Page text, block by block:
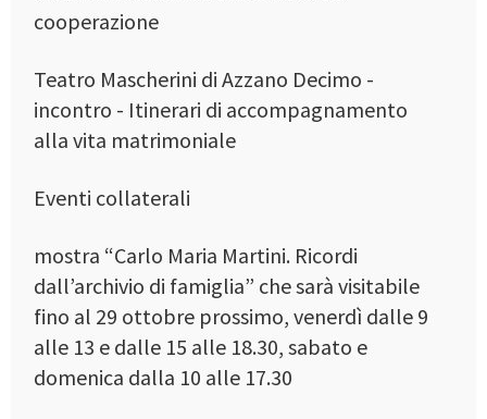
cooperazione
Teatro Mascherini di Azzano Decimo -
incontro - Itinerari di accompagnamento
alla vita matrimoniale
Eventi collaterali
mostra “Carlo Maria Martini. Ricordi
dall’archivio di famiglia” che sarà visitabile
fino al 29 ottobre prossimo, venerdì dalle 9
alle 13 e dalle 15 alle 18.30, sabato e
domenica dalla 10 alle 17.30